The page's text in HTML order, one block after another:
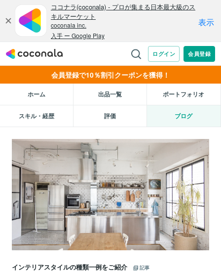
会員登録で10％割引クーポンを獲得！
ホーム 出品一覧 ポートフォリオ
スキル・経歴 評価 ブログ
インテリアスタイルの種類一例をご紹介
記事